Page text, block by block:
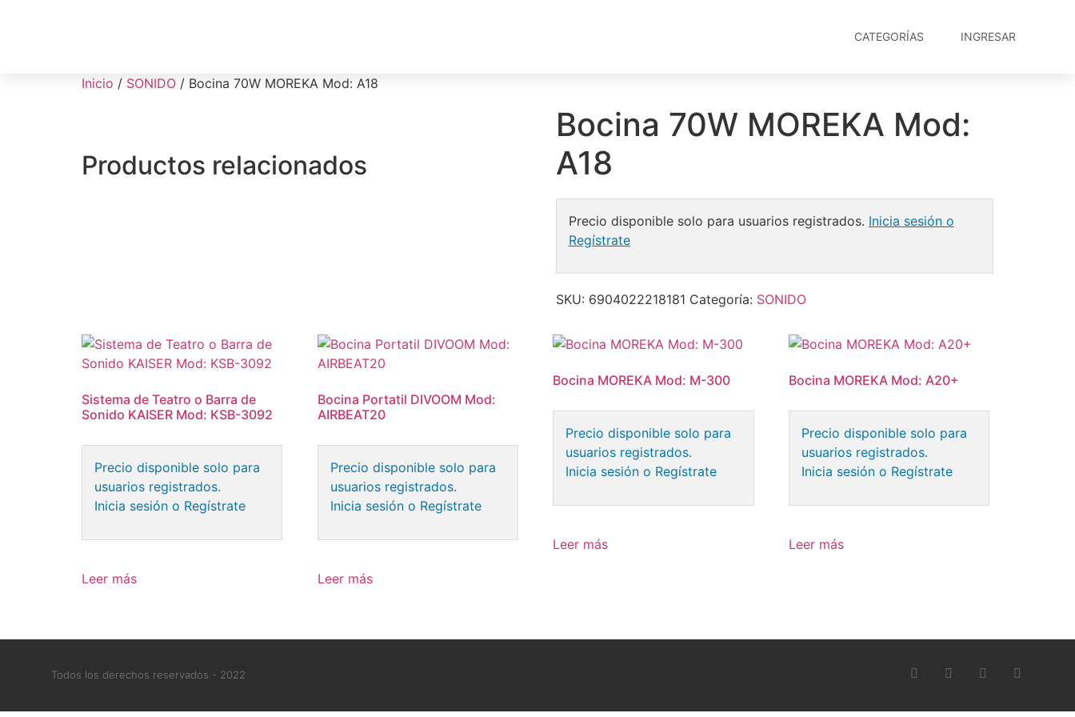
CATEGORÍAS INGRESAR
Inicio / SONIDO / Bocina 70W MOREKA Mod: A18
Bocina 70W MOREKA Mod:
A18
Precio disponible solo para usuarios registrados. Inicia sesión o
Regístrate
SKU: 6904022218181 Categoría: SONIDO
Productos relacionados
Sistema de Teatro o Barra de
Sonido KAISER Mod: KSB-3092
Precio disponible solo para
usuarios registrados.
Inicia sesión o Regístrate
Leer más
Bocina Portatil DIVOOM Mod:
AIRBEAT20
Precio disponible solo para
usuarios registrados.
Inicia sesión o Regístrate
Leer más
Bocina MOREKA Mod: M-300
Precio disponible solo para
usuarios registrados.
Inicia sesión o Regístrate
Leer más
Bocina MOREKA Mod: A20+
Precio disponible solo para
usuarios registrados.
Inicia sesión o Regístrate
Leer más
Todos los derechos reservados - 2022